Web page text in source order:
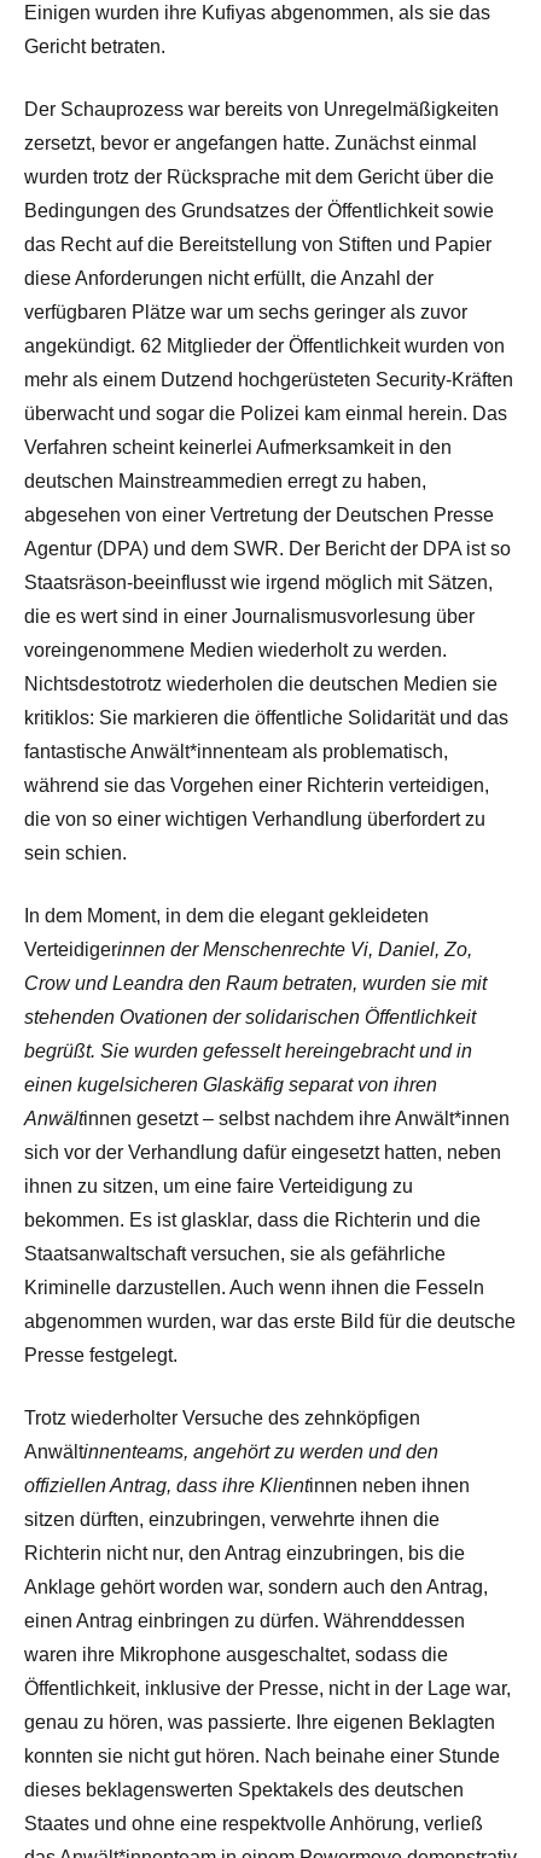
Einigen wurden ihre Kufiyas abgenommen, als sie das
Gericht betraten.
Der Schauprozess war bereits von Unregelmäßigkeiten
zersetzt, bevor er angefangen hatte. Zunächst einmal
wurden trotz der Rücksprache mit dem Gericht über die
Bedingungen des Grundsatzes der Öffentlichkeit sowie
das Recht auf die Bereitstellung von Stiften und Papier
diese Anforderungen nicht erfüllt, die Anzahl der
verfügbaren Plätze war um sechs geringer als zuvor
angekündigt. 62 Mitglieder der Öffentlichkeit wurden von
mehr als einem Dutzend hochgerüsteten Security-Kräften
überwacht und sogar die Polizei kam einmal herein. Das
Verfahren scheint keinerlei Aufmerksamkeit in den
deutschen Mainstreammedien erregt zu haben,
abgesehen von einer Vertretung der Deutschen Presse
Agentur (DPA) und dem SWR. Der Bericht der DPA ist so
Staatsräson-beeinflusst wie irgend möglich mit Sätzen,
die es wert sind in einer Journalismusvorlesung über
voreingenommene Medien wiederholt zu werden.
Nichtsdestotrotz wiederholen die deutschen Medien sie
kritiklos: Sie markieren die öffentliche Solidarität und das
fantastische Anwält*innenteam als problematisch,
während sie das Vorgehen einer Richterin verteidigen,
die von so einer wichtigen Verhandlung überfordert zu
sein schien.
In dem Moment, in dem die elegant gekleideten
Verteidigerinnen der Menschenrechte Vi, Daniel, Zo,
Crow und Leandra den Raum betraten, wurden sie mit
stehenden Ovationen der solidarischen Öffentlichkeit
begrüßt. Sie wurden gefesselt hereingebracht und in
einen kugelsicheren Glaskäfig separat von ihren
Anwältinnen gesetzt – selbst nachdem ihre Anwält*innen
sich vor der Verhandlung dafür eingesetzt hatten, neben
ihnen zu sitzen, um eine faire Verteidigung zu
bekommen. Es ist glasklar, dass die Richterin und die
Staatsanwaltschaft versuchen, sie als gefährliche
Kriminelle darzustellen. Auch wenn ihnen die Fesseln
abgenommen wurden, war das erste Bild für die deutsche
Presse festgelegt.
Trotz wiederholter Versuche des zehnköpfigen
Anwältinnenteams, angehört zu werden und den
offiziellen Antrag, dass ihre Klientinnen neben ihnen
sitzen dürften, einzubringen, verwehrte ihnen die
Richterin nicht nur, den Antrag einzubringen, bis die
Anklage gehört worden war, sondern auch den Antrag,
einen Antrag einbringen zu dürfen. Währenddessen
waren ihre Mikrophone ausgeschaltet, sodass die
Öffentlichkeit, inklusive der Presse, nicht in der Lage war,
genau zu hören, was passierte. Ihre eigenen Beklagten
konnten sie nicht gut hören. Nach beinahe einer Stunde
dieses beklagenswerten Spektakels des deutschen
Staates und ohne eine respektvolle Anhörung, verließ